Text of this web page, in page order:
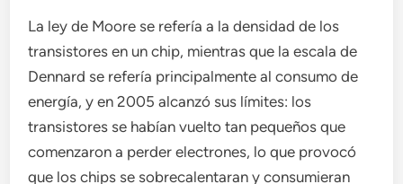
La ley de Moore se refería a la densidad de los
transistores en un chip, mientras que la escala de
Dennard se refería principalmente al consumo de
energía, y en 2005 alcanzó sus límites: los
transistores se habían vuelto tan pequeños que
comenzaron a perder electrones, lo que provocó
que los chips se sobrecalentaran y consumieran